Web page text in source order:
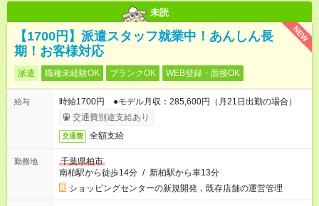
未読
NEW
【1700円】派遣スタッフ就業中！あんしん長
期！お客様対応
派遣 職種未経験OK ブランクOK WEB登録・面接OK
給与
時給1700円 ●モデル月収：285,600円（月21日出勤の場合）
交通費別途支給あり
交通費 全額支給
勤務地
千葉県柏市
南柏駅から徒歩14分 / 新柏駅から車13分
ショッピングセンターの新規開発，既存店舗の運営管理